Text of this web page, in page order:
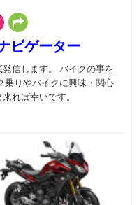
ビゲーター
信します。 バイクの事を
乗りやバイクに興味・関心
れば幸いです。